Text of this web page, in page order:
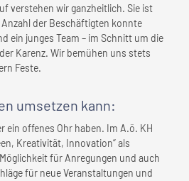
verstehen wir ganzheitlich. Sie ist
der Beschäftigten konnte
ein junges Team – im Schnitt um die
Karenz. Wir bemühen uns stets
Feste.
umsetzen kann:
ein offenes Ohr haben. Im A.ö. KH
Kreativität, Innovation“ als
für Anregungen und auch
für neue Veranstaltungen und